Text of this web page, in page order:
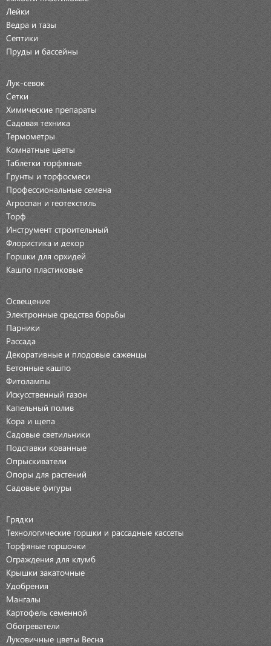
Лейки
Ведра и тазы
Септики
Пруды и бассейны
Лук-севок
Сетки
Химические препараты
Садовая техника
Термометры
Комнатные цветы
Таблетки торфяные
Грунты и торфосмеси
Профессиональные семена
Агроспан и геотекстиль
Торф
Инструмент строительный
Флористика и декор
Горшки для орхидей
Кашпо пластиковые
Освещение
Электронные средства борьбы
Парники
Рассада
Декоративные и плодовые саженцы
Бетонные кашпо
Фитолампы
Искусственный газон
Капельный полив
Кора и щепа
Садовые светильники
Подставки кованные
Опрыскиватели
Опоры для растений
Садовые фигуры
Грядки
Технологические горшки и рассадные кассеты
Торфяные горшочки
Ограждения для клумб
Крышки закаточные
Удобрения
Мангалы
Картофель семенной
Обогреватели
Луковичные цветы Весна